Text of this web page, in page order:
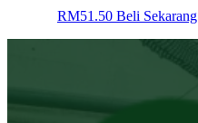
RM51.50 Beli Sekarang